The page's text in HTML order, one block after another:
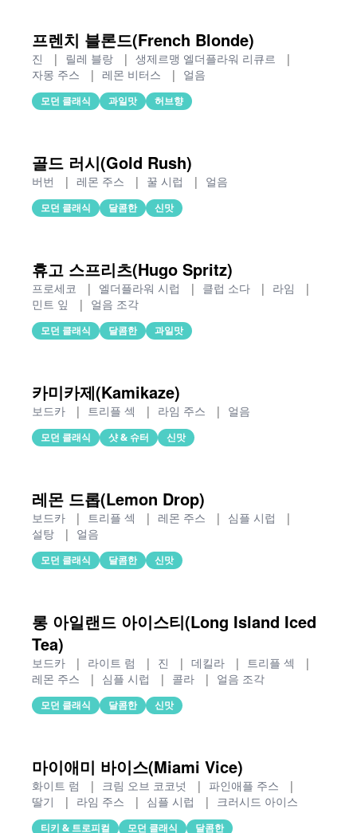
프렌치 블론드(French Blonde)
진 | 릴레 블랑 | 생제르맹 엘더플라워 리큐르
|
자몽 주스
| 레몬 비터스 | 얼음
모던 클래식 과일맛 허브향
골드 러시(Gold Rush)
버번 | 레몬 주스 | 꿀 시럽 | 얼음
모던 클래식 달콤한 신맛
휴고 스프리츠(Hugo Spritz)
프로세코 | 엘더플라워 시럽 | 클럽 소다 | 라임
|
민트 잎
| 얼음 조각
모던 클래식 달콤한 과일맛
카미카제(Kamikaze)
보드카 | 트리플 섹 | 라임 주스 | 얼음
모던 클래식 샷 & 슈터 신맛
레몬 드롭(Lemon Drop)
보드카 | 트리플 섹 | 레몬 주스 | 심플 시럽
|
설탕
| 얼음
모던 클래식 달콤한 신맛
롱 아일랜드 아이스티(Long Island Iced
Tea)
보드카 | 라이트 럼 | 진 | 데킬라 | 트리플 섹
|
레몬 주스
| 심플 시럽 | 콜라 | 얼음 조각
모던 클래식 달콤한 신맛
마이애미 바이스(Miami Vice)
화이트 럼 | 크림 오브 코코넛 | 파인애플 주스
|
딸기
| 라임 주스 | 심플 시럽 | 크러시드 아이스
티키 & 트로피컬 모던 클래식 달콤한